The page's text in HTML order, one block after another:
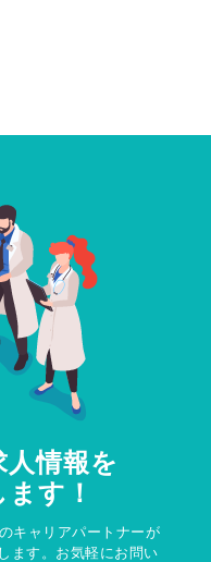
情報を
す！
キャリアパートナーが
ます。お気軽にお問い